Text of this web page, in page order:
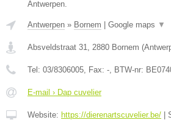
Antwerpen.
Antwerpen » Bornem Google maps ▼
Absveldstraat 31, 2880 Bornem (
Tel: 03/8306005, Fax: -, BTW-nr:
E-mail › Dap cuvelier
Website: https://dierenartscuvelier.be/